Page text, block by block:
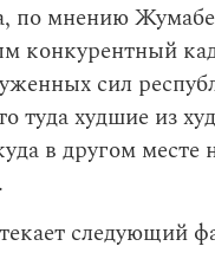
по мнению
конкурентный
сил
туда худшие из
в другом месте
следующий